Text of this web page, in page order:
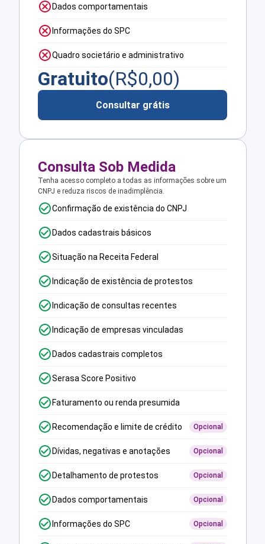
Dados comportamentais
Informações do SPC
Quadro societário e administrativo
Gratuito(R$0,00)
Consultar grátis
Consulta Sob Medida
Tenha acesso completo a todas as informações sobre um
CNPJ e reduza riscos de inadimplência.
Confirmação de existência do CNPJ
Dados cadastrais básicos
Situação na Receita Federal
Indicação de existência de protestos
Indicação de consultas recentes
Indicação de empresas vinculadas
Dados cadastrais completos
Serasa Score Positivo
Faturamento ou renda presumida
Recomendação e limite de crédito Opcional
Dívidas, negativas e anotações Opcional
Detalhamento de protestos Opcional
Dados comportamentais Opcional
Informações do SPC Opcional